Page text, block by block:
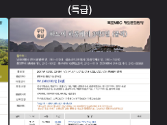
(특급)